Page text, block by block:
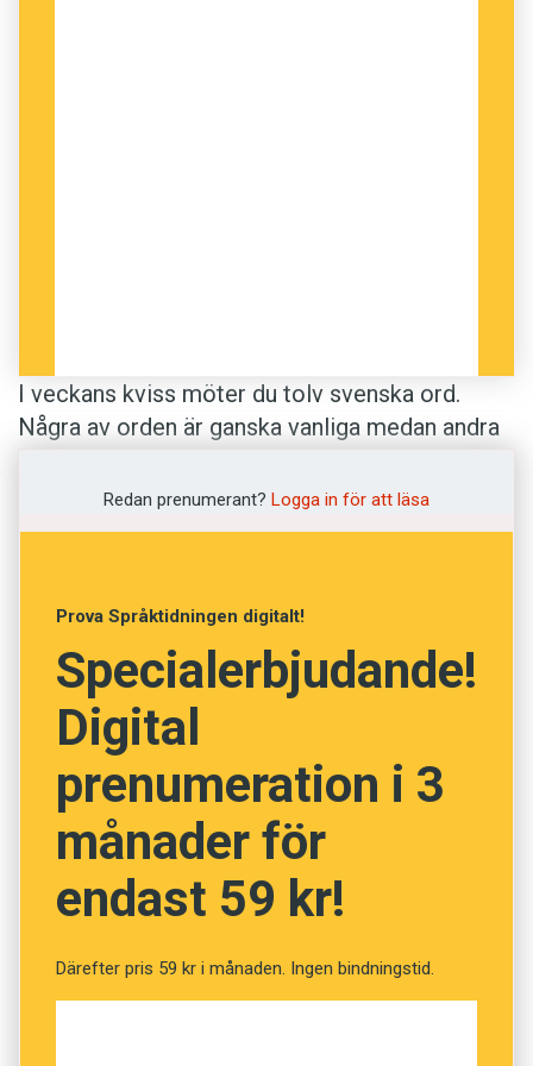
I veckans kviss möter du tolv svenska ord.
Några av orden är ganska vanliga medan andra
orden betyder. De korrekta betydelserna är
hämtade frånSvenska Akademiens ordlista.
Anders
Illustration: Pixabay
Prenumerera! Pröva 2 nummer av
Språktidningen för 99 kronor.
Vet du vad orden betyder?
(Kviss #245)
Redan prenumerant? Logga in för att läsa
Prova Språktidningen digitalt!
Specialerbjudande!
Digital
prenumeration i 3
månader för
endast 59 kr!
Därefter pris 59 kr i månaden. Ingen bindningstid.